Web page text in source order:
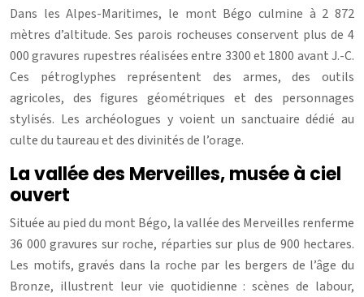
Dans les Alpes-Maritimes, le mont Bégo culmine à 2 872
mètres d’altitude. Ses parois rocheuses conservent plus de 4
000 gravures rupestres réalisées entre 3300 et 1800 avant J.-C.
Ces pétroglyphes représentent des armes, des outils
agricoles, des figures géométriques et des personnages
stylisés. Les archéologues y voient un sanctuaire dédié au
culte du taureau et des divinités de l’orage.
La vallée des Merveilles, musée à ciel
ouvert
Située au pied du mont Bégo, la vallée des Merveilles renferme
36 000 gravures sur roche, réparties sur plus de 900 hectares.
Les motifs, gravés dans la roche par les bergers de l’âge du
Bronze, illustrent leur vie quotidienne : scènes de labour,